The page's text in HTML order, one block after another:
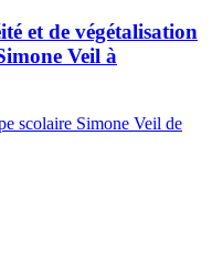
et de végétalisation
Veil à
scolaire Simone Veil de